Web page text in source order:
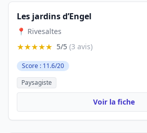
Les jardins d’Engel
📍 Rivesaltes
★★★★★ 5/5 (3 avis)
Score : 11.6/20
Paysagiste
Voir la fiche